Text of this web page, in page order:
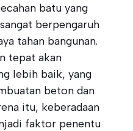
batu yang
berpengaruh
tahan bangunan.
tepat akan
lebih baik, yang
beton dan
itu, keberadaan
faktor penentu